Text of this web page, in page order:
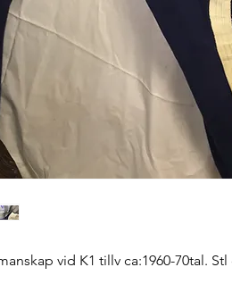
vid K1 tillv ca:1960-70tal. Stl